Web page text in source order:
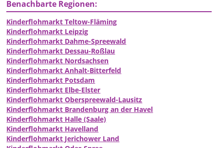
Benachbarte Regionen:
Kinderflohmarkt Teltow-Fläming
Kinderflohmarkt Leipzig
Kinderflohmarkt Dahme-Spreewald
Kinderflohmarkt Dessau-Roßlau
Kinderflohmarkt Nordsachsen
Kinderflohmarkt Anhalt-Bitterfeld
Kinderflohmarkt Potsdam
Kinderflohmarkt Elbe-Elster
Kinderflohmarkt Oberspreewald-Lausitz
Kinderflohmarkt Brandenburg an der Havel
Kinderflohmarkt Halle (Saale)
Kinderflohmarkt Havelland
Kinderflohmarkt Jerichower Land